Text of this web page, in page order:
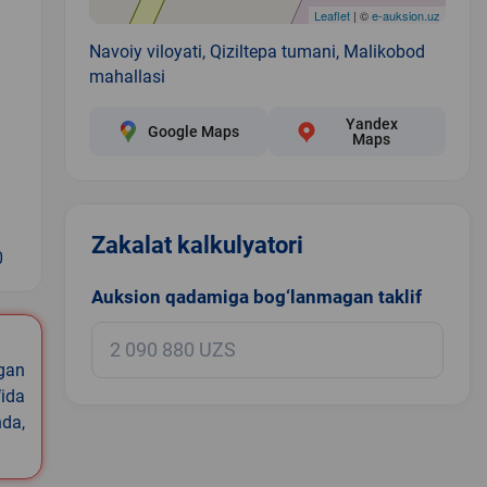
Leaflet| ©e-auksion.uz
Navoiy viloyati, Qiziltepa tumani, Malikobod
mahallasi
Google Maps
Yandex
Maps
Zakalat kalkulyatori
Auksion qadamiga bog‘lanmagan taklif